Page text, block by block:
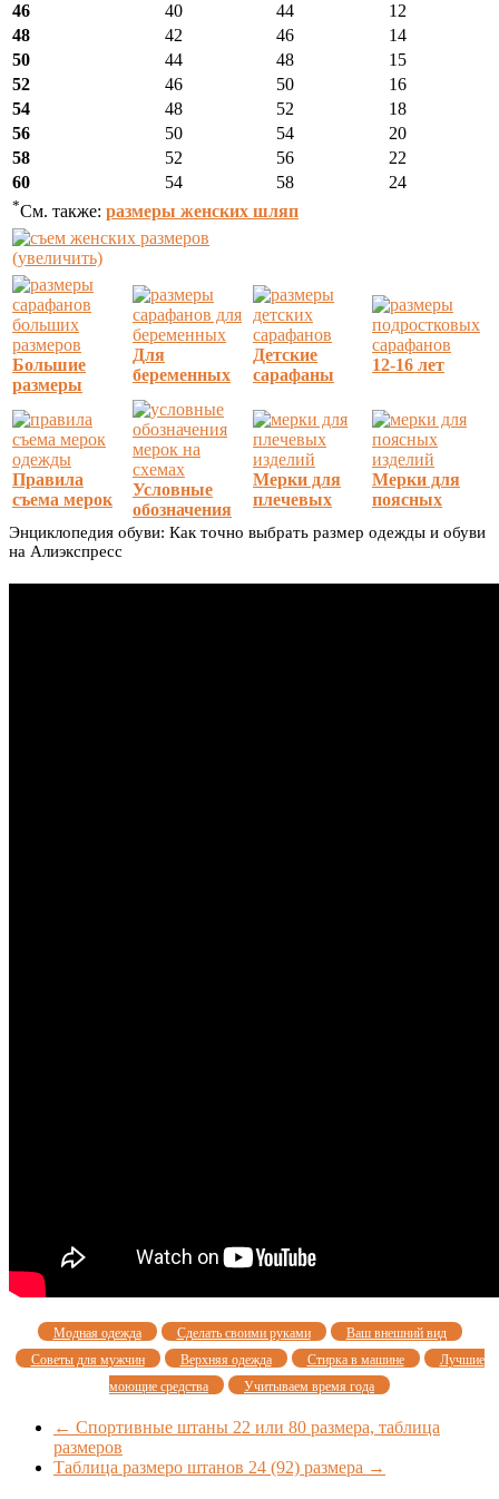
46
40 44
12
48
42 46
14
50
44 48
15
52
46 50
16
54
48 52
18
56
50 54
20
58
52 56
22
60
54 58 24
*См. также: размеры женских шляп
(увеличить)
Большие
размеры
Для
беременных
Детские
сарафаны
12-16 лет
Правила
съема мерок
Условные
обозначения
Мерки для
плечевых
Мерки для
поясных
Энциклопедия обуви: Как точно выбрать размер одежды и обуви
на Алиэкспресс
Модная одежда Сделать своими руками
Ваш внешний вид
Советы для мужчин
Верхняя одежда Стирка в машине
Лучшие
моющие средства
Учитываем время года
← Спортивные штаны 22 или 80 размера, таблица
размеров
Таблица размеро штанов 24 (92) размера →